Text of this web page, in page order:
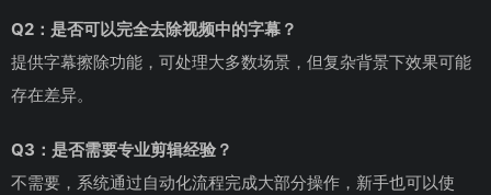
Q2：是否可以完全去除视频中的字幕？
提供字幕擦除功能，可处理大多数场景，但复杂背景下效果可能
存在差异。
Q3：是否需要专业剪辑经验？
不需要，系统通过自动化流程完成大部分操作，新手也可以使